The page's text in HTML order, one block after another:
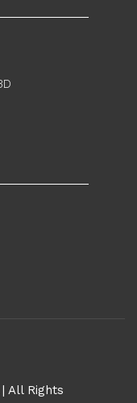
All Rights